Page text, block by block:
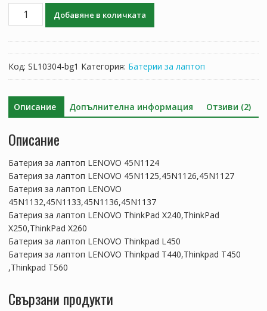
количество
лаптоп
LENOVO
Добавяне в количката
Код: SL10304-bg1 Категория: Батерии за лаптоп
Описание Допълнителна информация Отзиви (2)
Описание
Батерия за лаптоп LENOVO 45N1124
Батерия за лаптоп LENOVO 45N1125,45N1126,45N1127
Батерия за лаптоп LENOVO
45N1132,45N1133,45N1136,45N1137
Батерия за лаптоп LENOVO ThinkPad X240,ThinkPad
X250,ThinkPad X260
Батерия за лаптоп LENOVO Thinkpad L450
Батерия за лаптоп LENOVO Thinkpad T440,Thinkpad T450
,Thinkpad T560
Свързани продукти